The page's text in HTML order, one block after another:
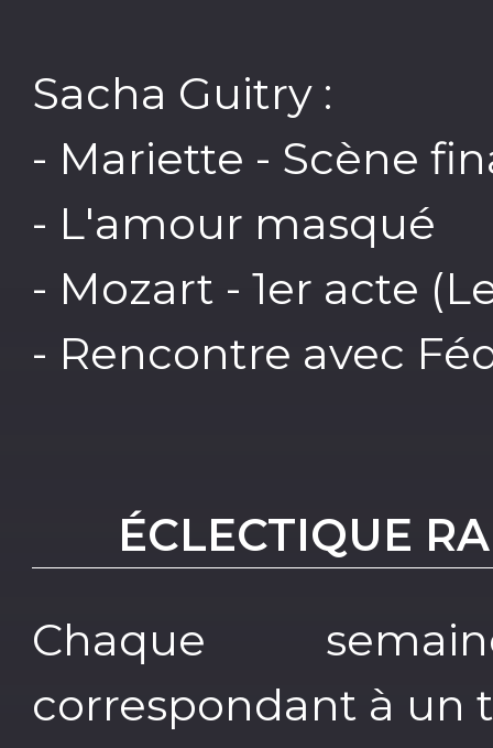
Sacha Guitry :
- Mariette - Scène
- L'amour masqué
- Mozart - 1er acte
- Rencontre avec
ÉCLECTIQUE
Chaque
correspondant à un